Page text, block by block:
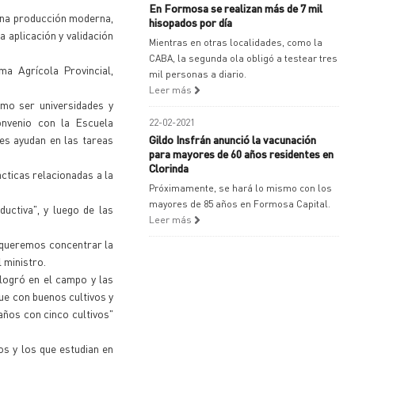
producción moderna,
aplicación y validación
Agrícola Provincial,
ser universidades y
con la Escuela
ayudan en las tareas
relacionadas a la
y luego de las
concentrar la
ministro.
en el campo y las
con buenos cultivos y
con cinco cultivos"
y los que estudian en
En Formosa se realizan más de 7 mil
hisopados por día
Mientras en otras localidades, como la
CABA, la segunda ola obligó a testear tres
mil personas a diario.
Leer más
22-02-2021
Gildo Insfrán anunció la vacunación
para mayores de 60 años residentes en
Clorinda
Próximamente, se hará lo mismo con los
mayores de 85 años en Formosa Capital.
Leer más